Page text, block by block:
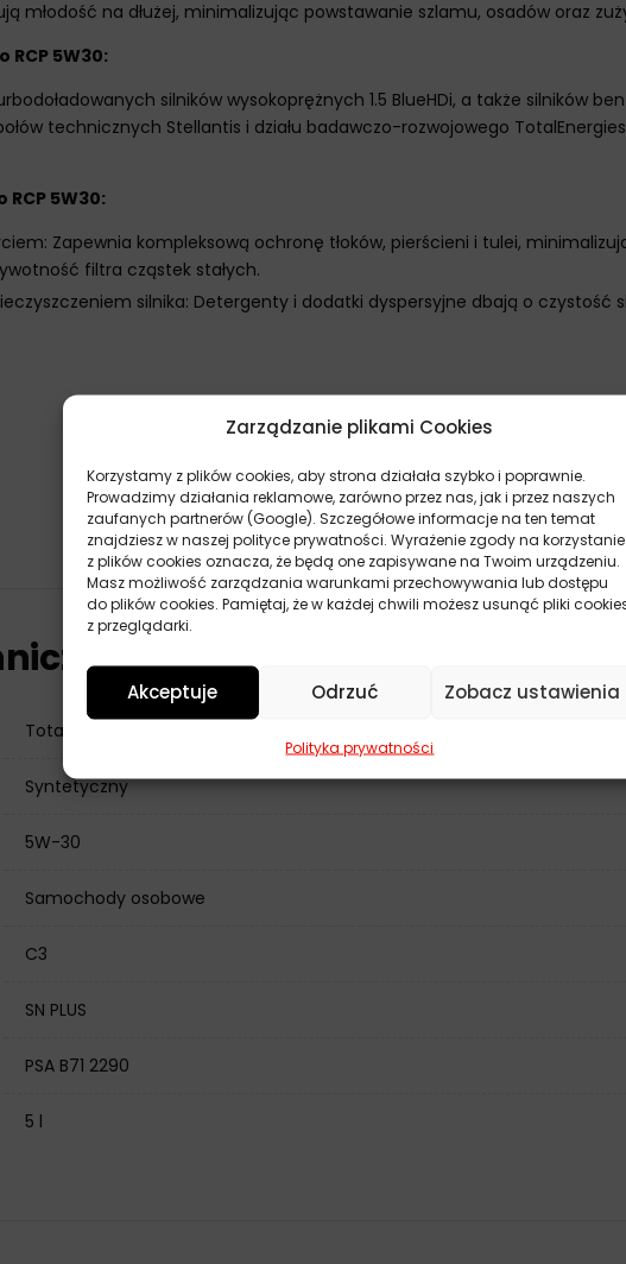
Zarządzanie plikami Cookies
Korzystamy z plików cookies, aby strona działała szybko i poprawnie.
Prowadzimy działania reklamowe, zarówno przez nas, jak i przez naszych
zaufanych partnerów (Google). Szczegółowe informacje na ten temat
znajdziesz w naszej polityce prywatności. Wyrażenie zgody na korzystanie
z plików cookies oznacza, że będą one zapisywane na Twoim urządzeniu.
Masz możliwość zarządzania warunkami przechowywania lub dostępu
do plików cookies. Pamiętaj, że w każdej chwili możesz usunąć pliki
z przeglądarki.
Akceptuje Odrzuć Zobacz ustawienia
Polityka prywatności
młodość na dłużej, minimalizując powstawanie szlamu, osadów oraz
5W30:
silników wysokoprężnych 1.5 BlueHDi, a także silników
technicznych Stellantis i działu badawczo-rozwojowego
5W30:
Zapewnia kompleksową ochronę tłoków, pierścieni i tulei,
filtra cząstek stałych.
silnika: Detergenty i dodatki dyspersyjne dbają o czystość
Total
Syntetyczny
5W-30
Samochody osobowe
C3
SN PLUS
PSA B71 2290
5 l